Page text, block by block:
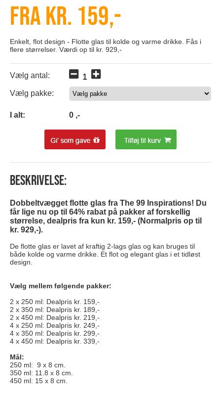
Fra kr. 159,-
Enkelt, flot design - Flotte glas til kolde og varme drikke. Fås i
flere størrelser. Værdi op til kr. 929,-
Vælg antal:
Vælg pakke:
I alt: 0 ,-
Beskrivelse:
Dobbeltvægget flotte glas fra The 99 Inspirations! Du
får lige nu op til 64% rabat på pakker af forskellig
størrelse, dealpris fra kun kr. 159,- (Normalpris op til
kr. 929,-).
De flotte glas er lavet af kraftig 2-lags glas og kan bruges til
både kolde og varme drikke. Et flot og elegant glas i et tidløst
design.
Vælg mellem følgende pakker:
2 x 250 ml: Dealpris kr. 159,-
2 x 350 ml: Dealpris kr. 189,-
2 x 450 ml: Dealpris kr. 219,-
4 x 250 ml: Dealpris kr. 249,-
4 x 350 ml: Dealpris kr. 299,-
4 x 450 ml: Dealpris kr. 339,-
Mål:
250 ml: 9 x 8 cm.
350 ml: 11.8 x 8 cm.
450 ml: 15 x 8 cm.